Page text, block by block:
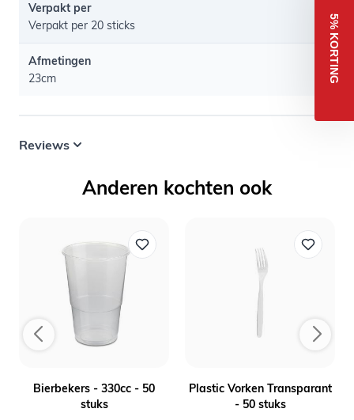
Verpakt per
Verpakt per 20 sticks
Afmetingen
23cm
Reviews
Anderen kochten ook
Bierbekers - 330cc - 50
stuks
Plastic Vorken Transparant
- 50 stuks
5% KORTING